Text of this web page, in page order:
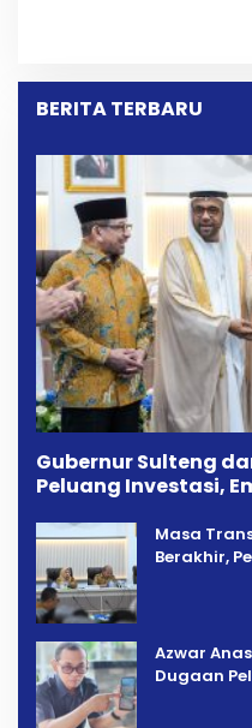
BERITA TERBARU
Gubernur Sulteng
Peluang Investasi,
Masa
Berakhir,
Azwar
Dugaan